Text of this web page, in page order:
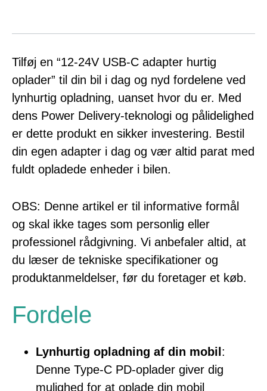
Tilføj en “12-24V USB-C adapter hurtig
oplader” til din bil i dag og nyd fordelene ved
lynhurtig opladning, uanset hvor du er. Med
dens Power Delivery-teknologi og pålidelighed
er dette produkt en sikker investering. Bestil
din egen adapter i dag og vær altid parat med
fuldt opladede enheder i bilen.
OBS: Denne artikel er til informative formål
og skal ikke tages som personlig eller
professionel rådgivning. Vi anbefaler altid, at
du læser de tekniske specifikationer og
produktanmeldelser, før du foretager et køb.
Fordele
Lynhurtig opladning af din mobil :
Denne Type-C PD-oplader giver dig
mulighed for at oplade din mobil